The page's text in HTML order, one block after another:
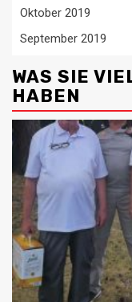
Oktober 2019
September 2019
WAS SIE
HABEN